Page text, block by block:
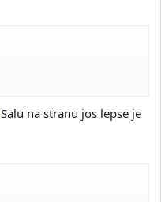
Salu na stranu jos lepse je